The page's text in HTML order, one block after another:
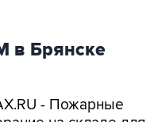
в Брянске
- Пожарные